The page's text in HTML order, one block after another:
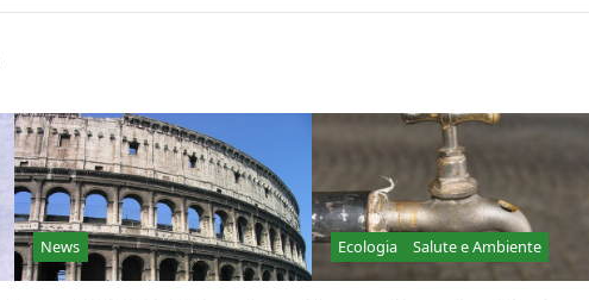
News Ecologia Salute e Ambiente